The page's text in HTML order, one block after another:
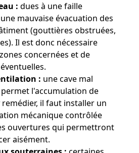
: dues à une faille
mauvaise évacuation des
(gouttières obstruées,
Il est donc nécessaire
concernées et de
: une cave mal
l'accumulation de
il faut installer un
mécanique contrôlée
ouvertures qui permettront
aisément.